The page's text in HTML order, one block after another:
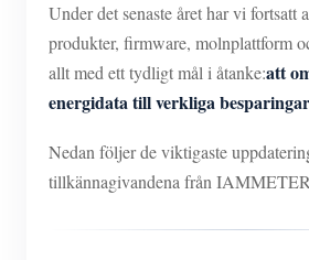
Styrsystem för PV-värmare
Hemautomation
Fabrikens energiövervakning
Snabbstart för produkten
Dokumentera
FAQ
gemenskap
Framkallare
Belöningsprogram
Kontakt
Om oss
Under det senaste året har vi fortsatt
produkter, firmware, molnplattform
allt med ett tydligt mål i åtanke:att
energidata till verkliga
Nedan följer de viktigaste
tillkännagivandena från